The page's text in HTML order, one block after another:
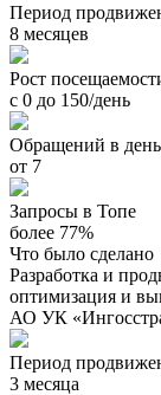
Период
8 месяцев
Рост
с 0 до 150/день
Обращений в день
от 7
Запросы в Топе
более 77%
Что было сделано
Разработка и
оптимизация и
АО УК
Период
3 месяца